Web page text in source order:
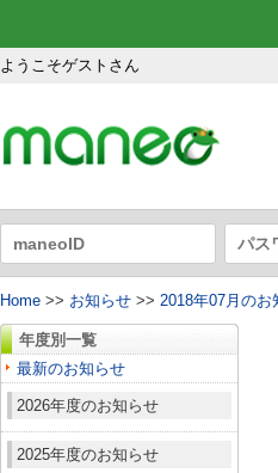
ようこそゲストさん
Home >> お知らせ >> 2018年07月のお
年度別一覧
最新のお知らせ
2026年度のお知らせ
2025年度のお知らせ